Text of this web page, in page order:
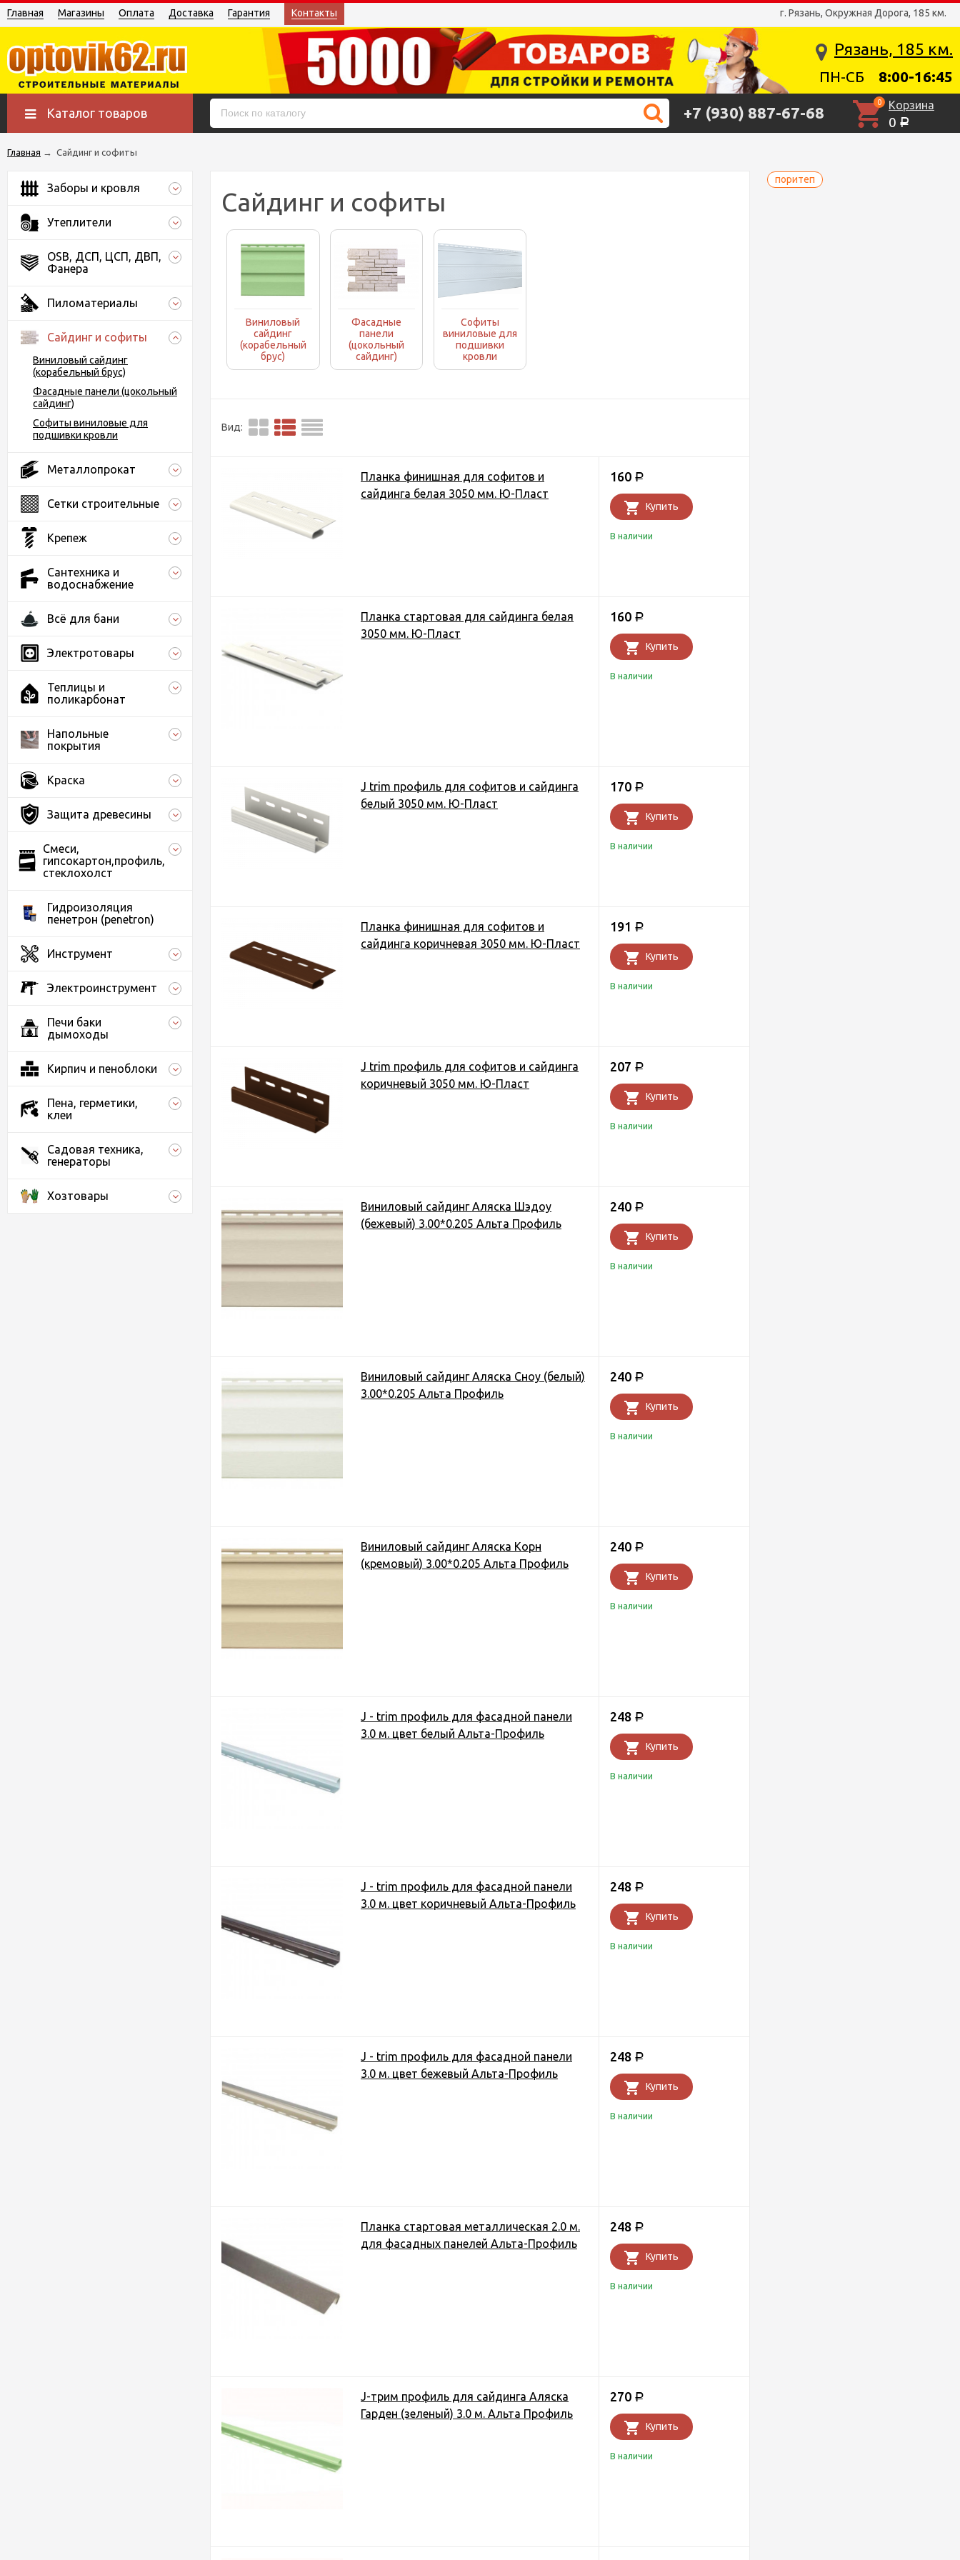
г. Рязань, Окружная Дорога, 185 км.
Главная Магазины Оплата Доставка Гарантия Контакты
Рязань, 185 км.
ПН-СБ 8:00-16:45
Каталог товаров +7 (930) 887-67-68
0 Корзина
0 Р
Главная → Сайдинг и софиты
поритеп
Заборы и кровля
Утеплители
OSB, ДСП, ЦСП, ДВП,
Фанера
Пиломатериалы
Сайдинг и софиты
Виниловый сайдинг
(корабельный брус)
Фасадные панели (цокольный
сайдинг)
Софиты виниловые для
подшивки кровли
Металлопрокат
Сетки строительные
Крепеж
Сантехника и
водоснабжение
Всё для бани
Электротовары
Теплицы и
поликарбонат
Напольные
покрытия
Краска
Защита древесины
Смеси,
гипсокартон,профиль,
стеклохолст
Гидроизоляция
пенетрон (penetron)
Инструмент
Электроинструмент
Печи баки
дымоходы
Кирпич и пеноблоки
Пена, герметики,
клеи
Садовая техника,
генераторы
Хозтовары
Сайдинг и софиты
Виниловый
сайдинг
(корабельный
брус)
Фасадные
панели
(цокольный
сайдинг)
Софиты
виниловые для
подшивки
кровли
Вид:
Планка финишная для софитов и
сайдинга белая 3050 мм. Ю-Пласт
160 Р
Купить
В наличии
Планка стартовая для сайдинга белая
3050 мм. Ю-Пласт
160 Р
Купить
В наличии
J trim профиль для софитов и сайдинга
белый 3050 мм. Ю-Пласт
170 Р
Купить
В наличии
Планка финишная для софитов и
сайдинга коричневая 3050 мм. Ю-Пласт
191 Р
Купить
В наличии
J trim профиль для софитов и сайдинга
коричневый 3050 мм. Ю-Пласт
207 Р
Купить
В наличии
Виниловый сайдинг Аляска Шэдоу
(бежевый) 3.00*0.205 Альта Профиль
240 Р
Купить
В наличии
Виниловый сайдинг Аляска Сноу (белый)
3.00*0.205 Альта Профиль
240 Р
Купить
В наличии
Виниловый сайдинг Аляска Корн
(кремовый) 3.00*0.205 Альта Профиль
240 Р
Купить
В наличии
J - trim профиль для фасадной панели
3.0 м. цвет белый Альта-Профиль
248 Р
Купить
В наличии
J - trim профиль для фасадной панели
3.0 м. цвет коричневый Альта-Профиль
248 Р
Купить
В наличии
J - trim профиль для фасадной панели
3.0 м. цвет бежевый Альта-Профиль
248 Р
Купить
В наличии
Планка стартовая металлическая 2.0 м.
для фасадных панелей Альта-Профиль
248 Р
Купить
В наличии
J-трим профиль для сайдинга Аляска
Гарден (зеленый) 3.0 м. Альта Профиль
270 Р
Купить
В наличии